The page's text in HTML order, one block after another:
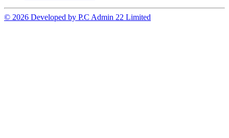
© 2026 Developed by P.C Admin 22 Limited